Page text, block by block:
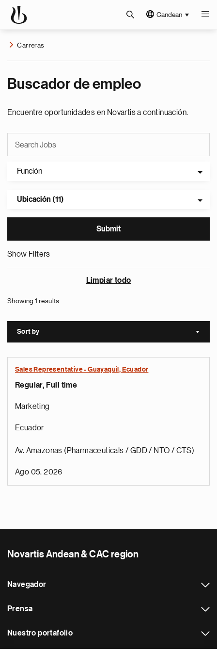
Candean
Carreras
Buscador de empleo
Encuentre oportunidades en Novartis a continuación.
Función
Ubicación (11)
Show Filters
Limpiar todo
Showing 1 results
Sort by Sort
Sales Representative - Guayaquil, Ecuador
Regular, Full time
Marketing
Ecuador
Av. Amazonas (Pharmaceuticals / GDD / NTO / CTS)
Ago 05, 2026
Novartis Andean & CAC region
Navegador
Prensa
Nuestro portafolio